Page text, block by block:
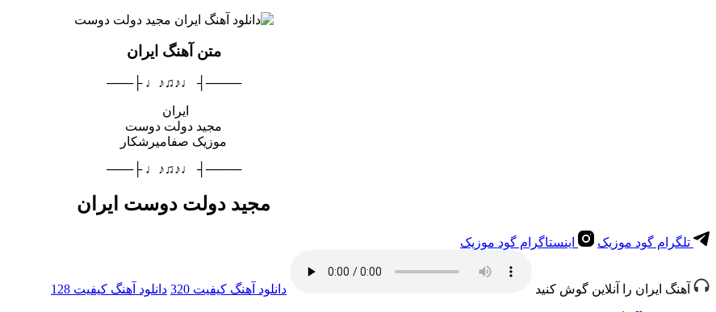
متن آهنگ ایران
────┤ ♩♪♫♪♩ ├───
ایران
مجید دولت دوست
موزیک صفامیرشکار
────┤ ♩♪♫♪♩ ├───
مجید دولت دوست ایران
تلگرام گود موزیک اینستاگرام گود موزیک
آهنگ ایران را آنلاین گوش کنید دانلود آهنگ کیفیت 320 دانلود آهنگ کیفیت 128